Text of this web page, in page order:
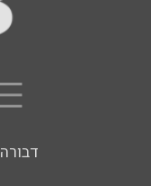
דבורה